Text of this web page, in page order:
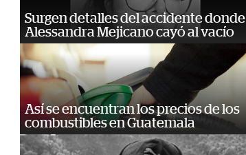
Surgen detalles del accidente donde
Alessandra Mejicano cayó al vacío
Así se encuentran los precios de los
combustibles en Guatemala